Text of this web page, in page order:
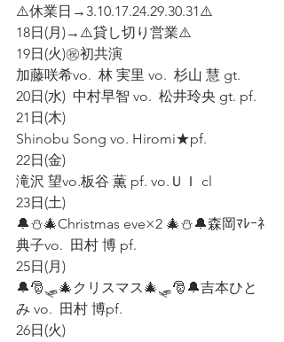
⚠️休業日→3.10.17.24.29.30.31⚠️
18日(月)→⚠️貸し切り営業⚠️
19日(火)㊗️初共演
加藤咲希vo.  林 実里 vo.  杉山 慧 gt.
20日(水)  中村早智 vo.  松井玲央 gt. pf.
21日(木)
Shinobu Song vo. Hiromi★pf.
22日(金)
滝沢 望vo.板谷 薫 pf. vo.ＵＩ cl
23日(土)
🔔⛄🎄Christmas eve×2 🎄⛄🔔森岡ﾏﾚｰﾈ
典子vo.  田村 博 pf.
25日(月)
🔔🎅🛷🎄クリスマス🎄🛷🎅🔔吉本ひと
み vo.  田村 博pf.
26日(火)